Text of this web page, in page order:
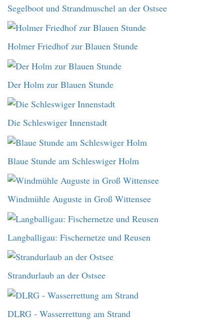
Segelboot und Strandmuschel an der Ostsee
Holmer Friedhof zur Blauen Stunde
Der Holm zur Blauen Stunde
Die Schleswiger Innenstadt
Blaue Stunde am Schleswiger Holm
Windmühle Auguste in Groß Wittensee
Langballigau: Fischernetze und Reusen
Strandurlaub an der Ostsee
DLRG - Wasserrettung am Strand